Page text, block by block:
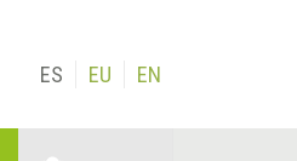
ES EU EN